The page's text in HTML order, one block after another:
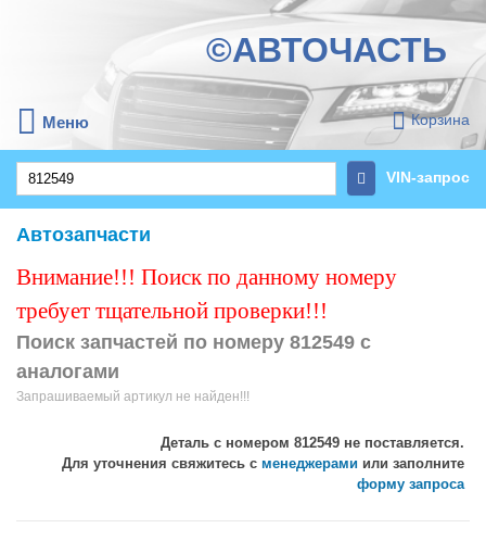
©АВТОЧАСТЬ
Меню Корзина
VIN-запрос
Автозапчасти
Внимание!!! Поиск по данному номеру
требует тщательной проверки!!!
Поиск запчастей по номеру 812549 с
аналогами
Запрашиваемый артикул не найден!!!
Деталь с номером 812549 не поставляется.
Для уточнения свяжитесь с менеджерами или заполните
форму запроса